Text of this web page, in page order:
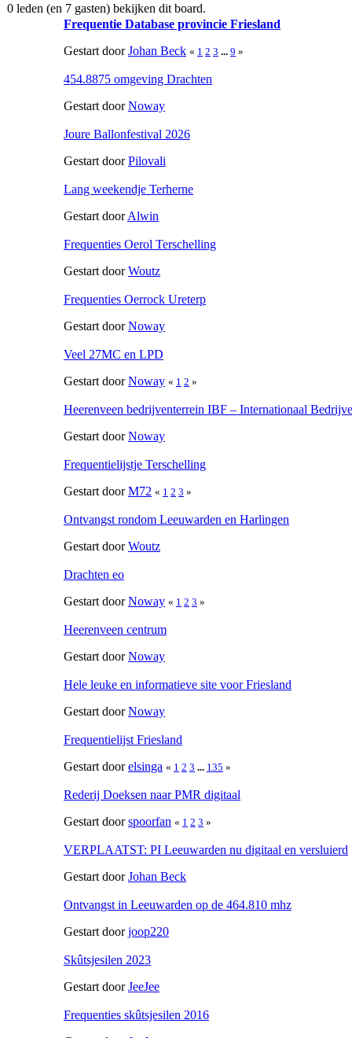
0 leden (en 7 gasten) bekijken dit board.
Frequentie Database provincie Friesland
Gestart doorJohan Beck « 1 2 3 ... 9 »
454.8875 omgeving Drachten
Gestart doorNoway
Joure Ballonfestival 2026
Gestart doorPilovali
Lang weekendje Terherne
Gestart doorAlwin
Frequenties Oerol Terschelling
Gestart doorWoutz
Frequenties Oerrock Ureterp
Gestart doorNoway
Veel 27MC en LPD
Gestart doorNoway « 1 2 »
Heerenveen bedrijventerrein IBF – Internationaal
Gestart doorNoway
Frequentielijstje Terschelling
Gestart doorM72 « 1 2 3 »
Ontvangst rondom Leeuwarden en Harlingen
Gestart doorWoutz
Drachten eo
Gestart doorNoway « 1 2 3 »
Heerenveen centrum
Gestart doorNoway
Hele leuke en informatieve site voor Friesland
Gestart doorNoway
Frequentielijst Friesland
Gestart doorelsinga « 1 2 3 ... 135 »
Rederij Doeksen naar PMR digitaal
Gestart doorspoorfan « 1 2 3 »
VERPLAATST: PI Leeuwarden nu digitaal en versluierd
Gestart doorJohan Beck
Ontvangst in Leeuwarden op de 464.810 mhz
Gestart doorjoop220
Skûtsjesilen 2023
Gestart doorJeeJee
Frequenties skûtsjesilen 2016